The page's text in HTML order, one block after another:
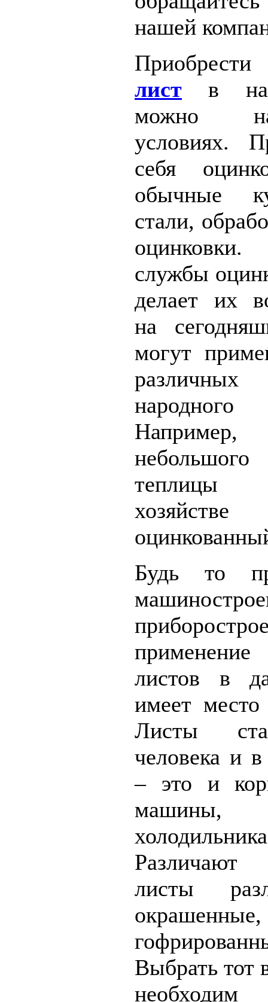
нашей
лист в
можно
условиях.
себя
обычные
стали,
службы
делает их
на
могут
Например,
теплицы
Будь то
листов в
имеет
Листы
человека и
– это и
Различают
листы
Выбрать тот